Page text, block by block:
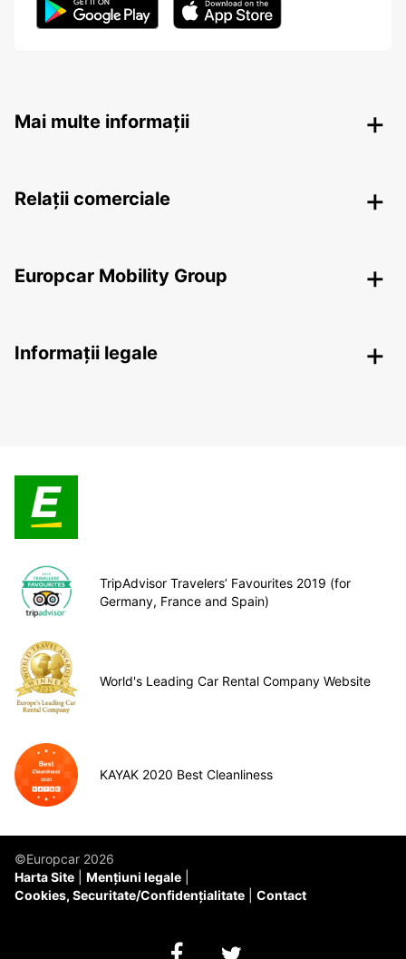
Mai multe informații
Relații comerciale
Europcar Mobility Group
Informații legale
TripAdvisor Travelers’ Favourites 2019 (for
Germany, France and Spain)
World's Leading Car Rental Company Website
KAYAK 2020 Best Cleanliness
©Europcar 2026
Harta Site
Mențiuni legale
Cookies, Securitate/Confidențialitate
Contact